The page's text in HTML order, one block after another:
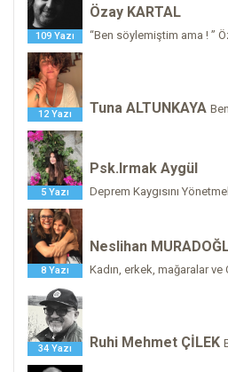
109 Yazı
Özay KARTAL
“Ben söylemiştim ama ! ”
12 Yazı Tuna ALTUNKAYA
5 Yazı
Psk.Irmak Aygül
Deprem Kaygısını
8 Yazı
Neslihan
Kadın, erkek, mağaralar ve
34 Yazı Ruhi Mehmet ÇİLEK